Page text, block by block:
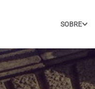
SOBRE